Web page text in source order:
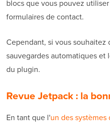
blocs que vous pouvez
formulaires de contact.
Cependant, si vous
sauvegardes automatiques et
du plugin.
Revue Jetpack : la
En tant que l'un des